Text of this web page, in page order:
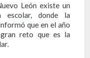
León existe un
escolar, donde la
que en el año
reto que es la